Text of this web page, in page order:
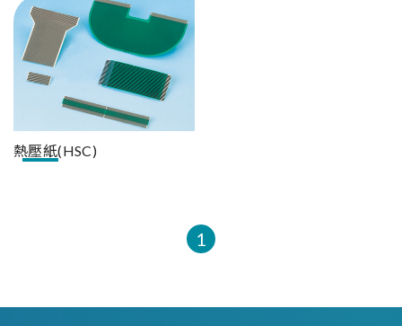
熱壓紙(HSC)
1